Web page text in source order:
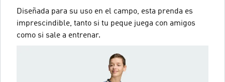
Diseñada para su uso en el campo, esta prenda es
imprescindible, tanto si tu peque juega con amigos
como si sale a entrenar.